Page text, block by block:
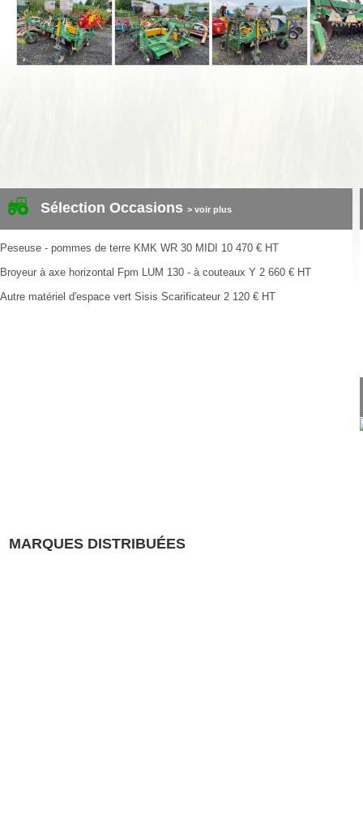
Sélection Occasions > voir plus
Peseuse - pommes de terre KMK WR 30 MIDI 10 470 € HT
Broyeur à axe horizontal Fpm LUM 130 - à couteaux Y 2 660 € HT
Autre matériel d'espace vert Sisis Scarificateur 2 120 € HT
MARQUES DISTRIBUÉES